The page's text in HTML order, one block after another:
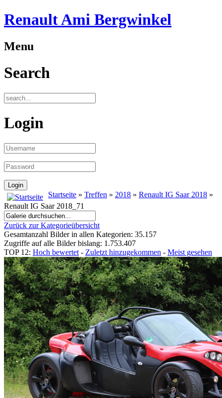
Renault Ami Bergwinkel
Menu
Search
Login
Startseite » Treffen » 2018 » Renault IG Saar 2018 »
Renault IG Saar 2018_71
Zurück zur Kategorieübersicht
Gesamtanzahl Bilder in allen Kategorien: 35.157
Zugriffe auf alle Bilder bislang: 1.753.407
TOP 12: Hoch bewertet - Zuletzt hinzugekommen - Meist gesehen